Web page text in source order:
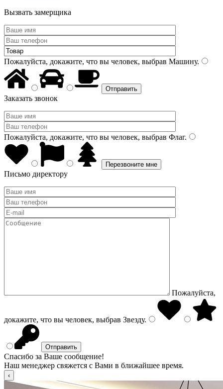
Вызвать замерщика
Пожалуйста, докажите, что вы человек, выбрав Машину.
Заказать звонок
Пожалуйста, докажите, что вы человек, выбрав Флаг.
Письмо директору
Пожалуйста,
докажите, что вы человек, выбрав Звезду.
Спасибо за Ваше сообщение!
Наш менеджер свяжется с Вами в ближайшее время.